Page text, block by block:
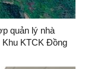
quản lý nhà
Khu KTCK Đồng